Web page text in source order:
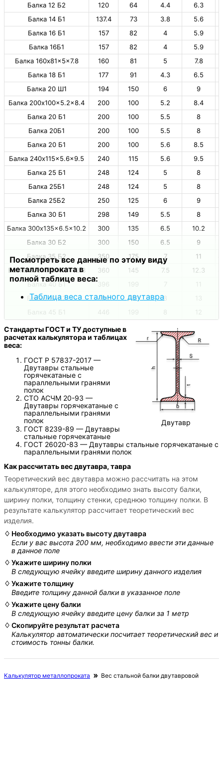
Балка 12 Б2
120 64 4.4 6.3
Балка 14 Б1
137.4 73 3.8 5.6
Балка 16 Б1
157 82 4 5.9
Балка 16Б1
157 82 4 5.9
Балка 160х81×5×7.8
160 81 5 7.8
Балка 18 Б1
177 91 4.3 6.5
Балка 20 Ш1
194 150 6 9
Балка 200х100×5.2×8.4
200 100 5.2 8.4
Балка 20 Б1
200 100 5.5 8
Балка 20Б1
200 100 5.5 8
Балка 20 Б1
200 100 5.6 8.5
Балка 240х115×5.6×9.5
240 115 5.6 9.5
Балка 25 Б1
248 124 5 8
Балка 25Б1
248 124 5 8
Балка 25Б2
250 125 6 9
Балка 30 Б1
298 149 5.5 8
Балка 300х135×6.5×10.2
300 135 6.5 10.2
Балка 30 Б2
300 150 6.5 9
Балка 35 Б2
350 175 7 11
Балка 360х145×7.5×12.3
360 145 7.5 12.3
Балка 40 Б1
396 199 7 11
Балка 40 Б2
400 200 8 13
Балка 45 Б1
446 199 8 12
Посмотреть все данные по этому виду
металлопроката в
полной таблице веса:
Таблица веса стального двутавра
Двутавр
Стандарты ГОСТ и ТУ доступные в
расчетах калькулятора и таблицах
веса:
ГОСТ Р 57837-2017 —
Двутавры стальные
горячекатаные с
параллельными гранями
полок
СТО АСЧМ 20-93 —
Двутавры горячекатаные с
параллельными гранями
полок
ГОСТ 8239-89 — Двутавры
стальные горячекатаные
ГОСТ 26020-83 — Двутавры стальные горячекатаные с
параллельными гранями полок
Как рассчитать вес двутавра, тавра
Теоретический вес двутавра можно рассчитать на этом
калькуляторе, для этого необходимо знать высоту балки,
ширину полки, толщину стенки, среднюю толщину полки. В
результате калькулятор рассчитает теоретический вес
изделия.
Необходимо указать высоту двутавра
Если у вас высота 200 мм, необходимо ввести эти данные
в данное поле
Укажите ширину полки
В следующую ячейку введите ширину данного изделия
Укажите толщину
Введите толщину данной балки в указанное поле
Укажите цену балки
В следующую ячейку введите цену балки за 1 метр
Скопируйте результат расчета
Калькулятор автоматически посчитает теоретический вес и
стоимость тонны балки.
Калькулятор металлопроката Вес стальной балки двутавровой